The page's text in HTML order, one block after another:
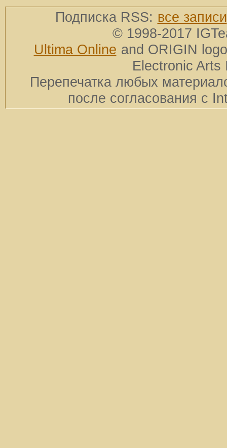
Подписка RSS: все записи
© 1998-2017
Ultima Online and ORIGIN
Electronic Arts
Перепечатка любых
после согласования с